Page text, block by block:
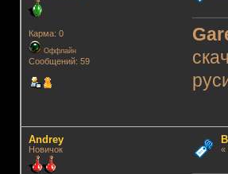
Карма: 0
Оффлайн
Сообщений: 59
Andrey
Новичок «